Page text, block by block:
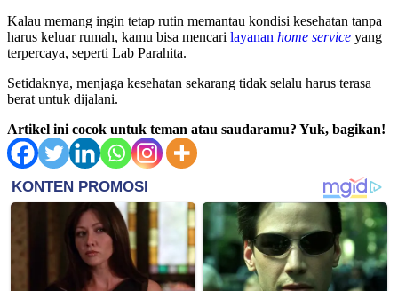
Kalau memang ingin tetap rutin memantau kondisi kesehatan tanpa
harus keluar rumah, kamu bisa mencari layanan home service yang
terpercaya, seperti Lab Parahita.
Setidaknya, menjaga kesehatan sekarang tidak selalu harus terasa
berat untuk dijalani.
Artikel ini cocok untuk teman atau saudaramu? Yuk, bagikan!